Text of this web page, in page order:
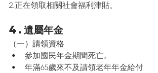
2.正在領取相關社會福利津貼。
4.遺屬年金
（一）請領資格
參加國民年金期間死亡。
年滿65歲來不及請領老年年金給付